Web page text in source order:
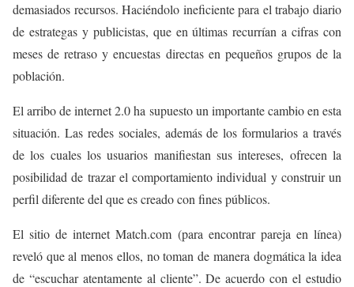
demasiados recursos. Haciéndolo ineficiente para el trabajo diario
de estrategas y publicistas, que en últimas recurrían a cifras con
meses de retraso y encuestas directas en pequeños grupos de la
población.
El arribo de internet 2.0 ha supuesto un importante cambio en esta
situación. Las redes sociales, además de los formularios a través
de los cuales los usuarios manifiestan sus intereses, ofrecen la
posibilidad de trazar el comportamiento individual y construir un
perfil diferente del que es creado con fines públicos.
El sitio de internet Match.com (para encontrar pareja en línea)
reveló que al menos ellos, no toman de manera dogmática la idea
de “escuchar atentamente al cliente”. De acuerdo con el estudio